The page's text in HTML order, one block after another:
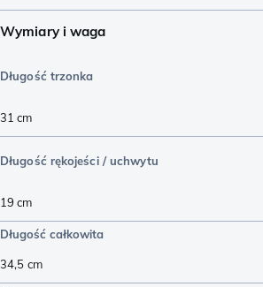
Wymiary i waga
Długość trzonka
31 cm
Długość rękojeści / uchwytu
19 cm
Długość całkowita
34,5 cm